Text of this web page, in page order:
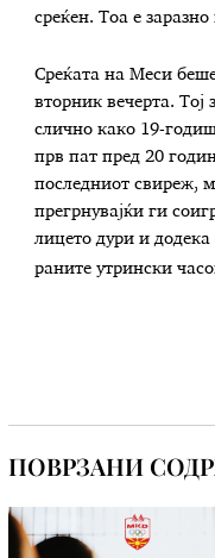
среќен. Тоа е заразно
Среќата на Меси
вторник вечерта. Тој
слично како 19-
прв пат пред 20
последниот свиреж,
прегрнувајќи ги
лицето дури и
раните утрински
ПОВРЗАНИ